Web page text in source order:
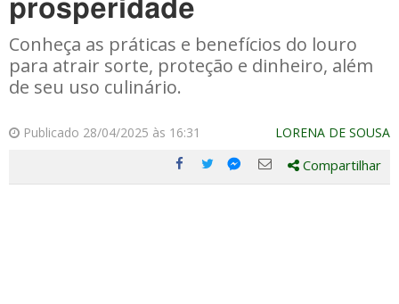
prosperidade
Conheça as práticas e benefícios do louro
para atrair sorte, proteção e dinheiro, além
de seu uso culinário.
Publicado 28/04/2025 às 16:31 LORENA DE SOUSA
Compartilhe
Compartilhe
Compartilhe
Compartilhe
Compartilhar